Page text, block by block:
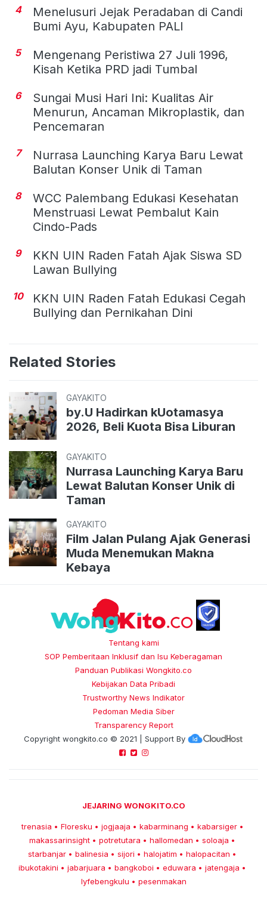
4
Menelusuri Jejak Peradaban di Candi
Bumi Ayu, Kabupaten PALI
5
Mengenang Peristiwa 27 Juli 1996,
Kisah Ketika PRD jadi Tumbal
6
Sungai Musi Hari Ini: Kualitas Air
Menurun, Ancaman Mikroplastik, dan
Pencemaran
7
Nurrasa Launching Karya Baru Lewat
Balutan Konser Unik di Taman
8
WCC Palembang Edukasi Kesehatan
Menstruasi Lewat Pembalut Kain
Cindo-Pads
9
KKN UIN Raden Fatah Ajak Siswa SD
Lawan Bullying
10
KKN UIN Raden Fatah Edukasi Cegah
Bullying dan Pernikahan Dini
Related Stories
GAYAKITO
by.U Hadirkan kUotamasya
2026, Beli Kuota Bisa Liburan
GAYAKITO
Nurrasa Launching Karya Baru
Lewat Balutan Konser Unik di
Taman
GAYAKITO
Film Jalan Pulang Ajak Generasi
Muda Menemukan Makna
Kebaya
Tentang kami
SOP Pemberitaan Inklusif dan Isu Keberagaman
Panduan Publikasi Wongkito.co
Kebijakan Data Pribadi
Trustworthy News Indikator
Pedoman Media Siber
Transparency Report
Copyright wongkito.co © 2021 | Support By
JEJARING WONGKITO.CO
trenasia • Floresku • jogjaaja • kabarminang • kabarsiger •
makassarinsight • potretutara • hallomedan • soloaja •
starbanjar • balinesia • sijori • halojatim • halopacitan •
ibukotakini • jabarjuara • bangkoboi • eduwara • jatengaja •
lyfebengkulu • pesenmakan